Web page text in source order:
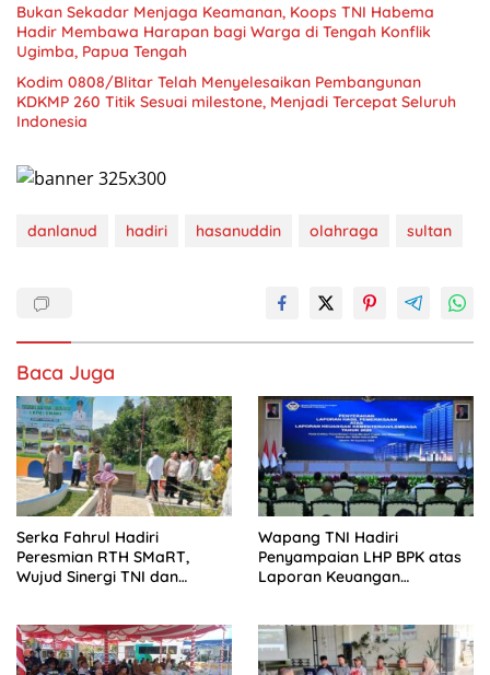
Bukan Sekadar Menjaga Keamanan, Koops TNI Habema
Hadir Membawa Harapan bagi Warga di Tengah Konflik
Ugimba, Papua Tengah
Kodim 0808/Blitar Telah Menyelesaikan Pembangunan
KDKMP 260 Titik Sesuai milestone, Menjadi Tercepat Seluruh
Indonesia
danlanud hadiri hasanuddin olahraga sultan
Baca Juga
Serka Fahrul Hadiri
Peresmian RTH SMaRT,
Wujud Sinergi TNI dan
Wapang TNI Hadiri
Penyampaian LHP BPK atas
Laporan Keuangan